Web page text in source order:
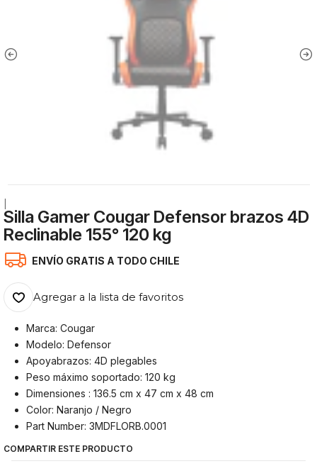
Silla Gamer Cougar Defensor brazos 4D
Reclinable 155° 120 kg
ENVÍO GRATIS A TODO CHILE
Agregar a la lista de favoritos
Marca: Cougar
Modelo: Defensor
Apoyabrazos: 4D plegables
Peso máximo soportado: 120 kg
Dimensiones : 136.5 cm x 47 cm x 48 cm
Color: Naranjo / Negro
Part Number: 3MDFLORB.0001
COMPARTIR ESTE PRODUCTO